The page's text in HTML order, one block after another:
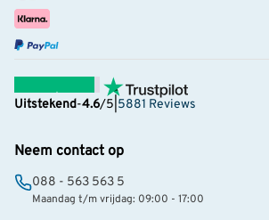
Uitstekend-4.6/5 5881 Reviews
Neem contact op
088 - 563 563 5
Maandag t/m vrijdag: 09:00 - 17:00